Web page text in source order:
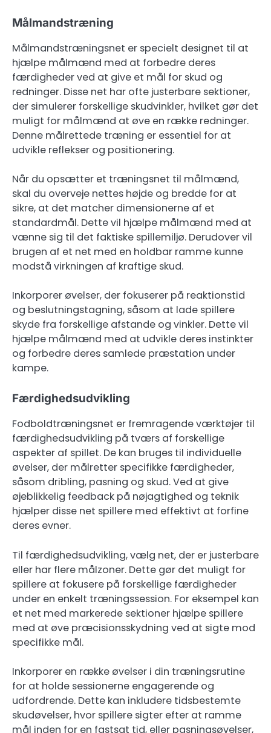
Målmandstræning
Målmandstræningsnet er specielt designet til at
hjælpe målmænd med at forbedre deres
færdigheder ved at give et mål for skud og
redninger. Disse net har ofte justerbare sektioner,
der simulerer forskellige skudvinkler, hvilket gør det
muligt for målmænd at øve en række redninger.
Denne målrettede træning er essentiel for at
udvikle reflekser og positionering.
Når du opsætter et træningsnet til målmænd,
skal du overveje nettes højde og bredde for at
sikre, at det matcher dimensionerne af et
standardmål. Dette vil hjælpe målmænd med at
vænne sig til det faktiske spillemiljø. Derudover vil
brugen af et net med en holdbar ramme kunne
modstå virkningen af kraftige skud.
Inkorporer øvelser, der fokuserer på reaktionstid
og beslutningstagning, såsom at lade spillere
skyde fra forskellige afstande og vinkler. Dette vil
hjælpe målmænd med at udvikle deres instinkter
og forbedre deres samlede præstation under
kampe.
Færdighedsudvikling
Fodboldtræningsnet er fremragende værktøjer til
færdighedsudvikling på tværs af forskellige
aspekter af spillet. De kan bruges til individuelle
øvelser, der målretter specifikke færdigheder,
såsom dribling, pasning og skud. Ved at give
øjeblikkelig feedback på nøjagtighed og teknik
hjælper disse net spillere med effektivt at forfine
deres evner.
Til færdighedsudvikling, vælg net, der er justerbare
eller har flere målzoner. Dette gør det muligt for
spillere at fokusere på forskellige færdigheder
under en enkelt træningssession. For eksempel kan
et net med markerede sektioner hjælpe spillere
med at øve præcisionsskydning ved at sigte mod
specifikke mål.
Inkorporer en række øvelser i din træningsrutine
for at holde sessionerne engagerende og
udfordrende. Dette kan inkludere tidsbestemte
skudøvelser, hvor spillere sigter efter at ramme
mål inden for en fastsat tid, eller pasningsøvelser,